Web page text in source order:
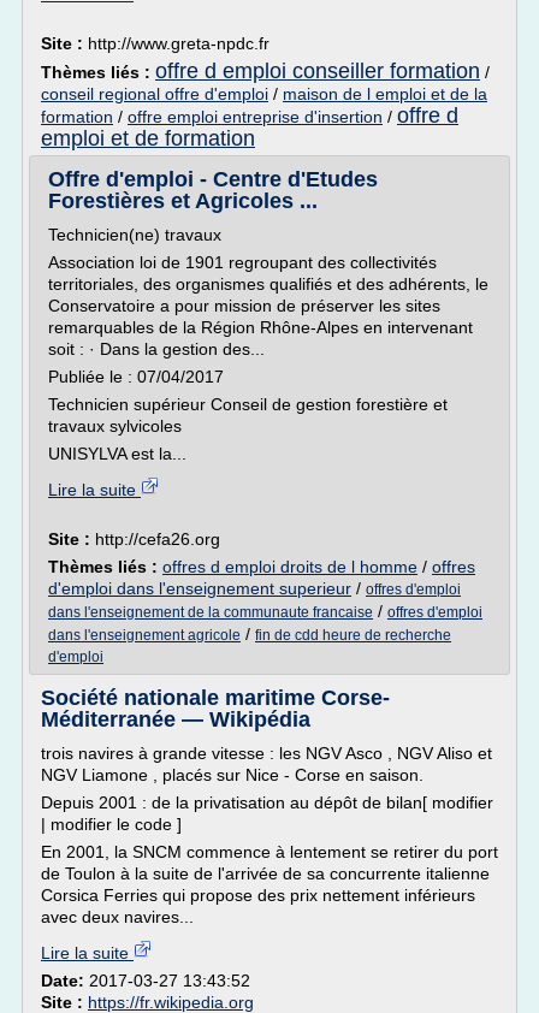
Site : http://www.greta-npdc.fr
Thèmes liés : offre d emploi conseiller formation /
conseil regional offre d'emploi / maison de l emploi et de la
formation / offre emploi entreprise d'insertion / offre d
emploi et de formation
Offre d'emploi - Centre d'Etudes
Forestières et Agricoles ...
Technicien(ne) travaux
Association loi de 1901 regroupant des collectivités
territoriales, des organismes qualifiés et des adhérents, le
Conservatoire a pour mission de préserver les sites
remarquables de la Région Rhône-Alpes en intervenant
soit : · Dans la gestion des...
Publiée le : 07/04/2017
Technicien supérieur Conseil de gestion forestière et
travaux sylvicoles
UNISYLVA est la...
Lire la suite
Site : http://cefa26.org
Thèmes liés : offres d emploi droits de l homme / offres
d'emploi dans l'enseignement superieur / offres d'emploi
dans l'enseignement de la communaute francaise / offres d'emploi
dans l'enseignement agricole / fin de cdd heure de recherche
d'emploi
Société nationale maritime Corse-
Méditerranée — Wikipédia
trois navires à grande vitesse : les NGV Asco , NGV Aliso et
NGV Liamone , placés sur Nice - Corse en saison.
Depuis 2001 : de la privatisation au dépôt de bilan[ modifier
| modifier le code ]
En 2001, la SNCM commence à lentement se retirer du port
de Toulon à la suite de l'arrivée de sa concurrente italienne
Corsica Ferries qui propose des prix nettement inférieurs
avec deux navires...
Lire la suite
Date: 2017-03-27 13:43:52
Site : https://fr.wikipedia.org